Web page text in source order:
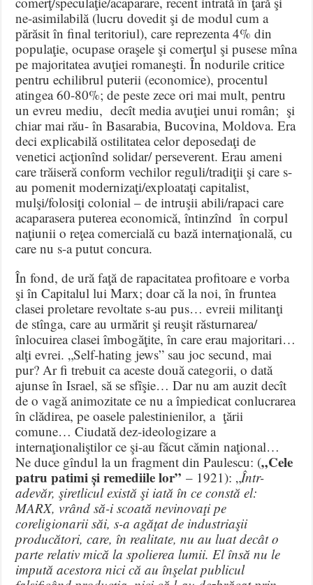
ne-asimilabilă (lucru dovedit şi de modul cum a
părăsit în final teritoriul), care reprezenta 4% din
populaţie, ocupase oraşele şi comerţul şi pusese mîna
pe majoritatea avuţiei romaneşti. În nodurile critice
pentru echilibrul puterii (economice), procentul
atingea 60-80%; de peste zece ori mai mult, pentru
un evreu mediu, decît media avuţiei unui român; şi
chiar mai rău- în Basarabia, Bucovina, Moldova. Era
deci explicabilă ostilitatea celor deposedaţi de
venetici acţionînd solidar/ perseverent. Erau ameni
care trăiseră conform vechilor reguli/tradiţii şi care s-
au pomenit modernizaţi/exploataţi capitalist,
mulşi/folosiţi colonial – de intruşii abili/rapaci care
acaparasera puterea economică, întinzînd în corpul
naţiunii o reţea comercială cu bază internaţională, cu
care nu s-a putut concura.
În fond, de ură faţă de rapacitatea profitoare e vorba
şi în Capitalul lui Marx; doar că la noi, în fruntea
clasei proletare revoltate s-au pus… evreii militanţi
de stînga, care au urmărit şi reuşit răsturnarea/
înlocuirea clasei îmbogăţite, în care erau majoritari…
alţi evrei. „Self-hating jews” sau joc secund, mai
pur? Ar fi trebuit ca aceste două categorii, o dată
ajunse în Israel, să se sfîşie… Dar nu am auzit decît
de o vagă animozitate ce nu a împiedicat conlucrarea
în clădirea, pe oasele palestinienilor, a ţării
comune… Ciudată dez-ideologizare a
internaţionaliştilor ce şi-au făcut cămin naţional…
Ne duce gîndul la un fragment din Paulescu: („Cele
patru patimi și remediile lor”– 1921): „Într-
adevăr, şiretlicul există şi iată în ce constă el:
MARX, vrând să-i scoată nevinovaţi pe
coreligionarii săi, s-a agăţat de industriaşii
producători, care, în realitate, nu au luat decât o
parte relativ mică la spolierea lumii. El însă nu le
impută acestora nici că au înşelat publicul